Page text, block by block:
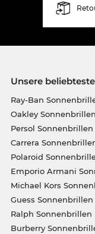
Unsere
Ray-Ban
Oakley Sonnenbrillen
Persol Sonnenbrillen
Carrera
Polaroid
Emporio Armani
Michael Kors
Guess Sonnenbrillen
Ralph Sonnenbrillen
Burberry